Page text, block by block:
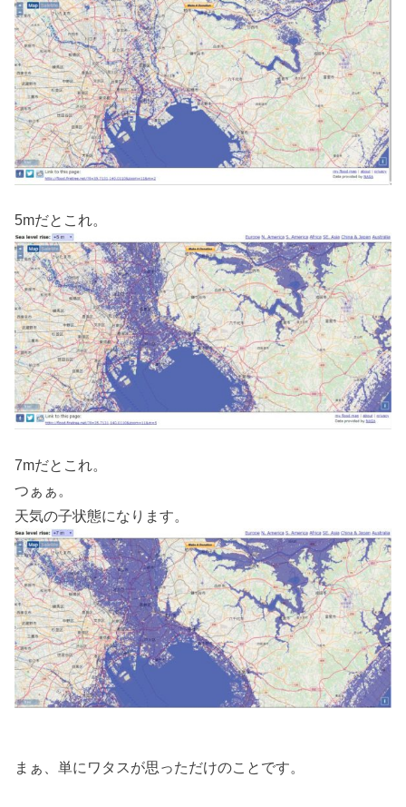
5mだとこれ。
7mだとこれ。
つぁぁ。
天気の子状態になります。
まぁ、単にワタスが思っただけのことです。